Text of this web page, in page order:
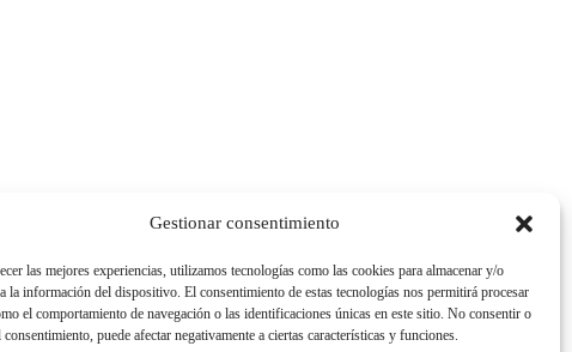
Gestionar consentimiento
las mejores experiencias, utilizamos tecnologías como las cookies para almacenar y/o
la información del dispositivo. El consentimiento de estas tecnologías nos permitirá procesar
el comportamiento de navegación o las identificaciones únicas en este sitio. No consentir o
consentimiento, puede afectar negativamente a ciertas características y funciones.